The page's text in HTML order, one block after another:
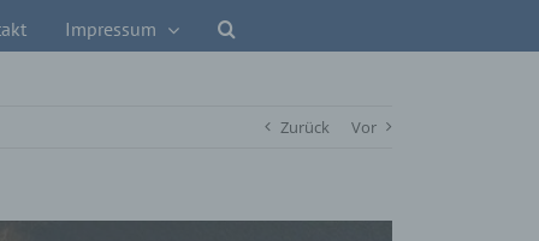
Impressum
Zurück Vor